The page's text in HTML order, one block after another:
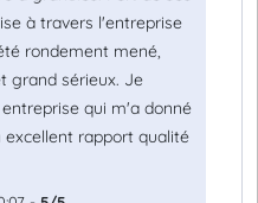
à travers l'entreprise
rondement mené,
grand sérieux. Je
qui m'a donné
rapport qualité